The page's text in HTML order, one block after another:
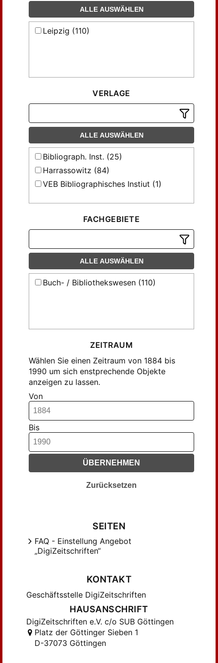
ALLE AUSWÄHLEN
Leipzig (110)
VERLAGE
ALLE AUSWÄHLEN
Bibliograph. Inst. (25)
Harrassowitz (84)
VEB Bibliographisches Instiut (1)
FACHGEBIETE
ALLE AUSWÄHLEN
Buch- / Bibliothekswesen (110)
ZEITRAUM
Wählen Sie einen Zeitraum von 1884 bis
1990 um sich enstprechende Objekte
anzeigen zu lassen.
Von
Bis
ÜBERNEHMEN
Zurücksetzen
SEITEN
FAQ - Einstellung Angebot
„DigiZeitschriften“
KONTAKT
Geschäftsstelle DigiZeitschriften
HAUSANSCHRIFT
DigiZeitschriften e.V. c/o SUB Göttingen
Platz der Göttinger Sieben 1
D-37073 Göttingen